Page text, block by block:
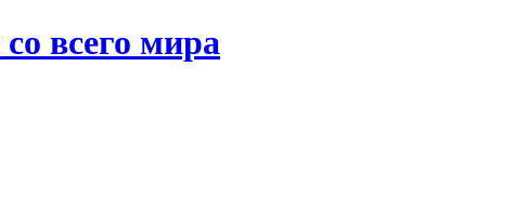
всего мира